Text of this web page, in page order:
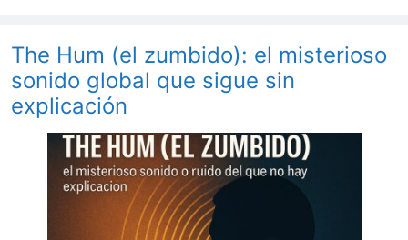
The Hum (el zumbido): el misterioso
sonido global que sigue sin
explicación